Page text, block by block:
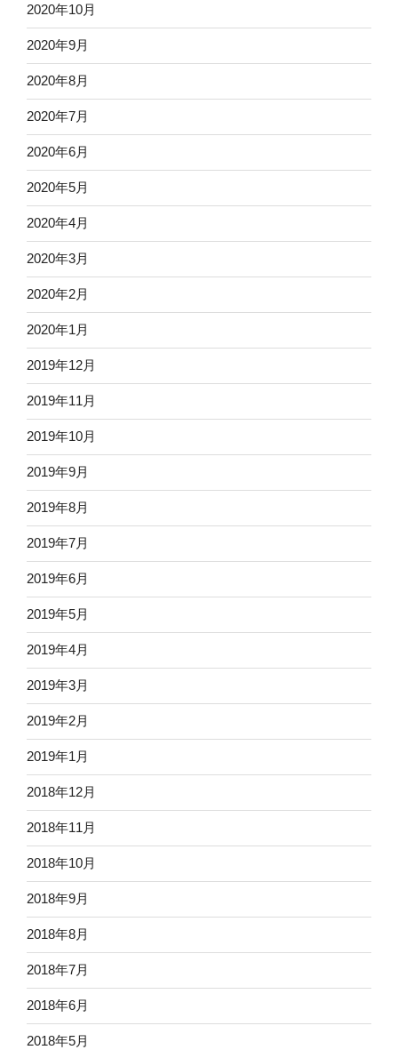
2020年10月
2020年9月
2020年8月
2020年7月
2020年6月
2020年5月
2020年4月
2020年3月
2020年2月
2020年1月
2019年12月
2019年11月
2019年10月
2019年9月
2019年8月
2019年7月
2019年6月
2019年5月
2019年4月
2019年3月
2019年2月
2019年1月
2018年12月
2018年11月
2018年10月
2018年9月
2018年8月
2018年7月
2018年6月
2018年5月